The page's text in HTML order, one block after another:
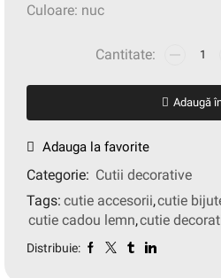
Culoare: nuc
Adaugă
Adauga la favorite
Categorie: Cutii decorative
Tags: cutie accesorii,cutie
cutie cadou lemn,cutie
Distribuie: